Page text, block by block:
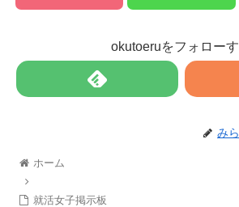
okutoeruをフォロー
み
ホーム
就活女子掲示板